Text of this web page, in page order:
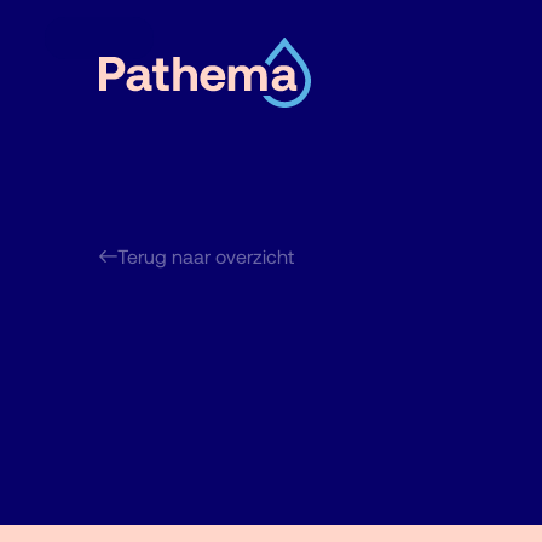
Terug naar overzicht